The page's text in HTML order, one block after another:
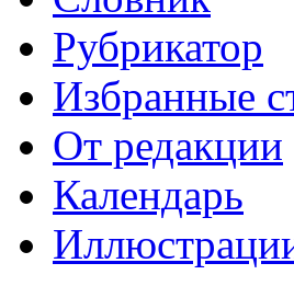
Рубрикатор
Избранные
От редакции
Календарь